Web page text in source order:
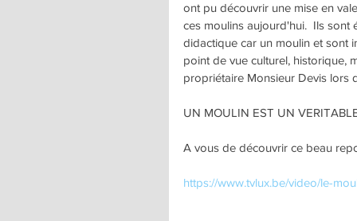
ont pu découvrir une mise en
ces moulins aujourd'hui.  Ils
didactique car un moulin et sont
point de vue culturel, historique,
propriétaire Monsieur Devis lors
UN MOULIN EST UN
A vous de découvrir ce beau
https://www.tvlux.be/video/le-